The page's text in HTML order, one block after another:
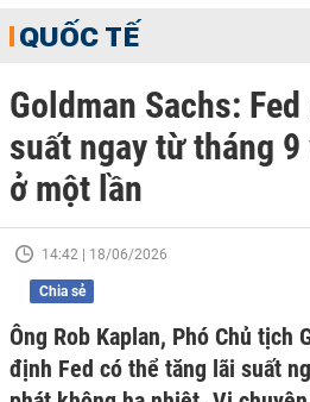
QUỐC TẾ
Goldman Sachs:
suất ngay từ tháng
ở một lần
14:42 | 18/06/2026
Chia sẻ
Ông Rob Kaplan, Phó Chủ tịch
định Fed có thể tăng lãi suất